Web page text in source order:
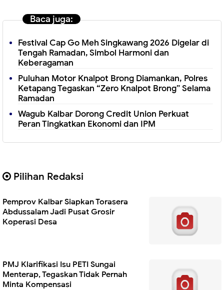
Baca juga:
Festival Cap Go Meh Singkawang 2026 Digelar di
Tengah Ramadan, Simbol Harmoni dan
Keberagaman
Puluhan Motor Knalpot Brong Diamankan, Polres
Ketapang Tegaskan “Zero Knalpot Brong” Selama
Ramadan
Wagub Kalbar Dorong Credit Union Perkuat
Peran Tingkatkan Ekonomi dan IPM
Pilihan Redaksi
Pemprov Kalbar Siapkan Torasera
Abdussalam Jadi Pusat Grosir
Koperasi Desa
PMJ Klarifikasi Isu PETI Sungai
Menterap, Tegaskan Tidak Pernah
Minta Kompensasi